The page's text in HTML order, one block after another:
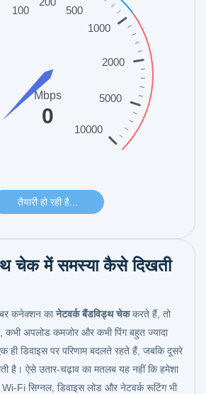
चेक में समस्या कैसे दिखती
कनेक्शन कानेटवर्क बैंडविड्थ चेककरते हैं, तो
कभी अपलोड कमजोर और कभी पिंग बहुत ज्यादा
ही डिवाइस पर परिणाम बदलते रहते हैं, जबकि दूसरे
है। ऐसे उतार-चढ़ाव का मतलब यह नहीं कि हमेशा
Fi सिग्नल, डिवाइस लोड और नेटवर्क रूटिंग भी